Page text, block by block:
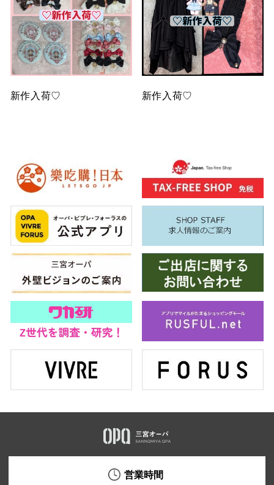
新作入荷♡ 新作入荷♡
営業時間